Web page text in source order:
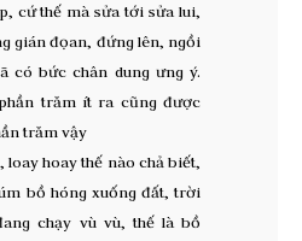
cứ thế mà sửa tới sửa lui,
gián đọan, đứng lên, ngồi
có bức chân dung ưng ý.
trăm ít ra cũng được
trăm vậy
hoay thế nào chả biết,
bồ hóng xuống đất, trời
chạy vù vù, thế là bồ